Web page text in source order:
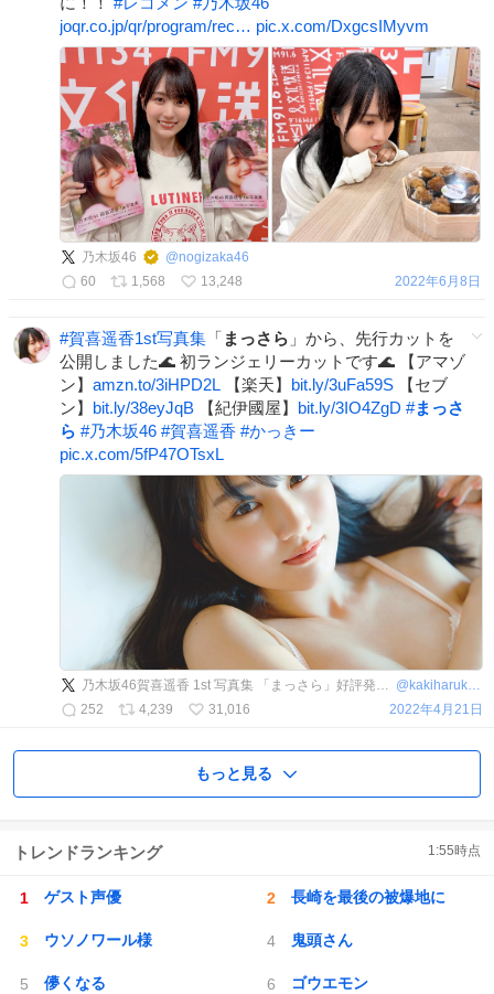
joqr.co.jp/qr/program/rec… pic.x.com/DxgcsIMyvm
乃木坂46 @nogizaka46
60
1,568 13,248 2022年6月8日
#賀喜遥香1st写真集 「 まっさら 」から、先行カットを
公開しました🌊 初ランジェリーカットです🌊 【アマゾ
ン】 amzn.to/3iHPD2L 【楽天】 bit.ly/3uFa59S 【セブ
ン】 bit.ly/38eyJqB 【紀伊國屋】 bit.ly/3IO4ZgD #まっさ
ら #乃木坂46 #賀喜遥香 #かっきー
pic.x.com/5fP47OTsxL
乃木坂46賀喜遥香 1st 写真集 「まっさら」好評発売中【公式】 @ kakiharuka_1st
252
4,239 31,016 2022年4月21日
もっと見る
トレンドランキング 1:55時点
ゲスト声優 長崎を最後の被爆地に
ウソノワール様 鬼頭さん
儚くなる ゴウエモン